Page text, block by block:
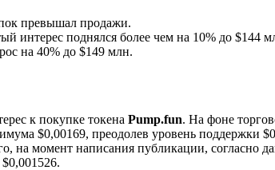
превышал продажи.
интерес поднялся более чем на 10% до $144
на 40% до $149 млн.
к покупке токена Pump.fun. На фоне
$0,00169, преодолев уровень поддержки
на момент написания публикации, согласно